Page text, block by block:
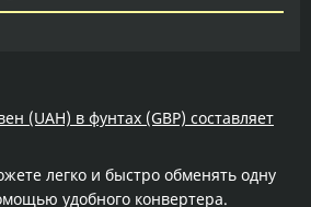
(UAH) в фунтах (GBP) составляет
легко и быстро обменять одну
удобного конвертера.